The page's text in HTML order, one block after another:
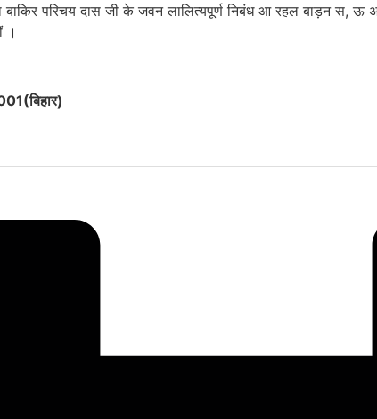
परिचय दास जी के जवन लालित्यपूर्ण निबंध आ रहल बाड़न स,
।
बिहार)